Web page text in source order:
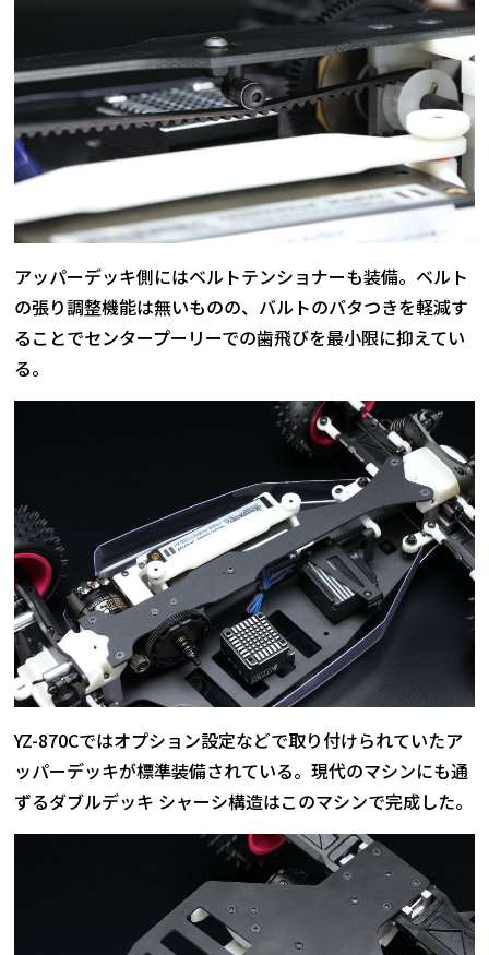
アッパーデッキ側にはベルトテンショナーも装備。ベルト
の張り調整機能は無いものの、バルトのバタつきを軽減す
ることでセンタープーリーでの歯飛びを最小限に抑えてい
る。
YZ-870Cではオプション設定などで取り付けられていたア
ッパーデッキが標準装備されている。現代のマシンにも通
ずるダブルデッキ シャーシ構造はこのマシンで完成した。